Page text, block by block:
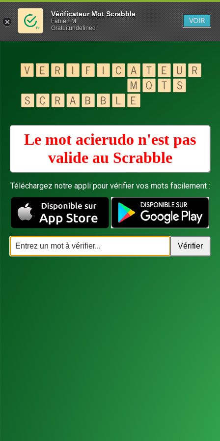
Le mot acierudo n'est pas
valide au Scrabble
Téléchargez notre appli pour vérifier vos mots facilement :
Vérificateur Mot Scrabble
Fabien M
Gratuitundefined
VOIR